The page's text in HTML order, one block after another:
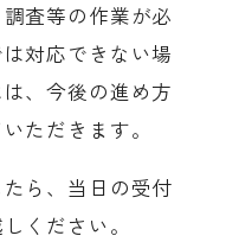
査等の作業が必
対応できない場
、今後の進め方
ただきます。
ら、当日の受付
ください。